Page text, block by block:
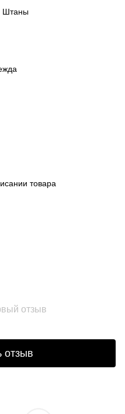
Штаны
товара
отзыв
отзыв